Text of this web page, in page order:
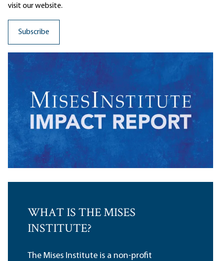
visit our website.
WHAT IS THE MISES
INSTITUTE?
The Mises Institute is a non-profit